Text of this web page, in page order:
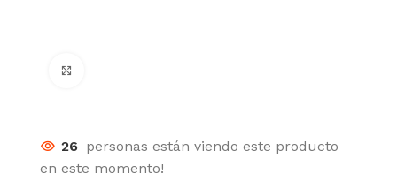
26 personas están viendo este producto
en este momento!